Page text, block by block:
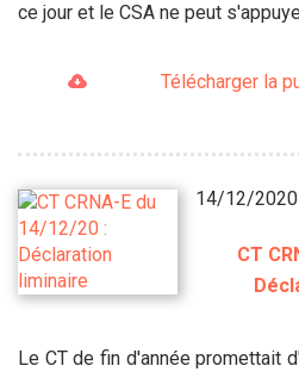
ce jour et le CSA ne peut
Télécharger la
14/12/2020
CT
Le CT de fin d'année promettait